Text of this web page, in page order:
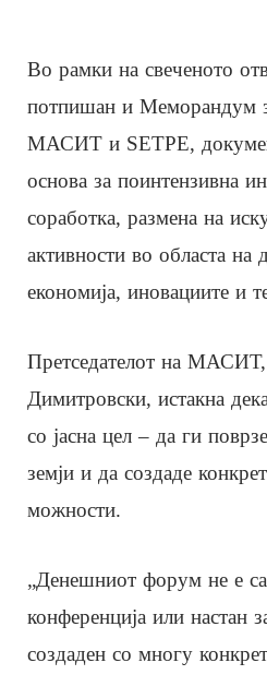
Во рамки на свеченото
потпишан и Меморандум
МАСИТ и SETPE,
основа за поинтензивна
соработка, размена на
активности во областа на
економија, иновациите и
Претседателот на МАСИТ,
Димитровски, истакна
со јасна цел – да ги
земји и да создаде
можности.
„Денешниот форум не е
конференција или настан
создаден со многу